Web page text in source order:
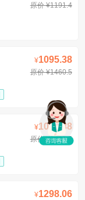
原价 ¥1191.4
¥1095.38
原价 ¥1460.5
¥1095.38
原价 ¥1460.5
¥1298.06